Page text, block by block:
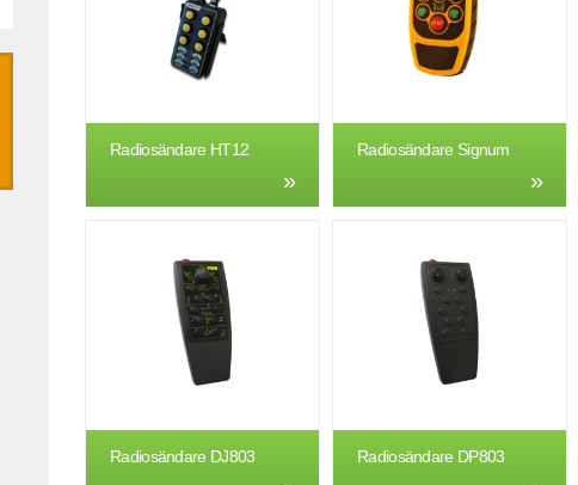
Radiosändare HT12 Radiosändare Signum
Radiosändare DJ803 Radiosändare DP803